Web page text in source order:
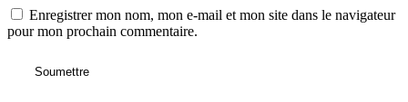
Enregistrer mon nom, mon e-mail et mon site dans le navigateur
pour mon prochain commentaire.
Soumettre